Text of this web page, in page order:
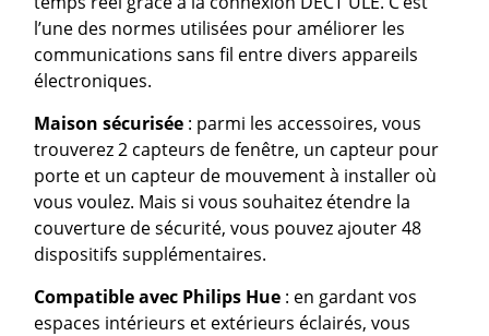
l’une des normes utilisées pour améliorer les
communications sans fil entre divers appareils
électroniques.
Maison sécurisée : parmi les accessoires, vous
trouverez 2 capteurs de fenêtre, un capteur pour
porte et un capteur de mouvement à installer où
vous voulez. Mais si vous souhaitez étendre la
couverture de sécurité, vous pouvez ajouter 48
dispositifs supplémentaires.
Compatible avec Philips Hue : en gardant vos
espaces intérieurs et extérieurs éclairés, vous